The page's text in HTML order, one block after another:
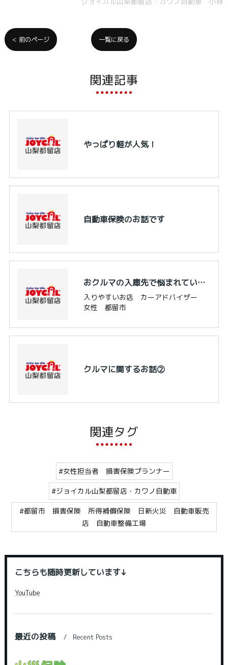
< 前のページ 一覧に戻る
関連記事
やっぱり軽が人気！
自動車保険のお話です
おクルマの入庫先で悩まれていませんか
入りやすいお店 カーアドバイザー
女性 都留市
クルマに関するお話②
関連タグ
#女性担当者 損害保険プランナー
#ジョイカル山梨都留店・カワノ自動車
#都留市 損害保険 所得補償保険 日新火災 自動車販売
店 自動車整備工場
こちらも随時更新しています↓
YouTube
最近の投稿 Recent Posts